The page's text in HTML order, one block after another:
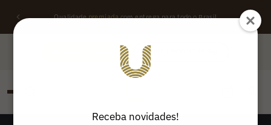
Qualidadepremiadacom entrega para todo o Brasil
ONDE ENCONTRAR
Receba novidades!